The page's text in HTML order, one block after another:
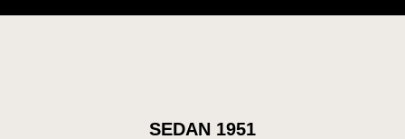
SEDAN 1951